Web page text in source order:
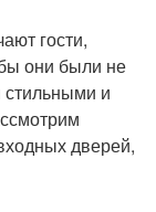
гости,
они были не
и
дверей,